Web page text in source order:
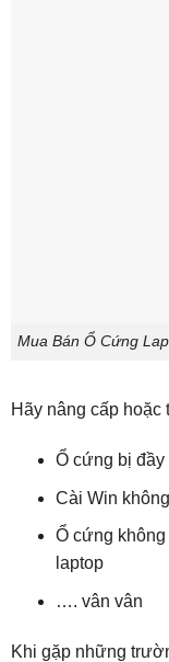
Mua Bán Ổ Cứng
Hãy nâng cấp hoặc
Ổ cứng bị đầy
Cài Win
Ổ cứng không
laptop
…. vân vân
Khi gặp những